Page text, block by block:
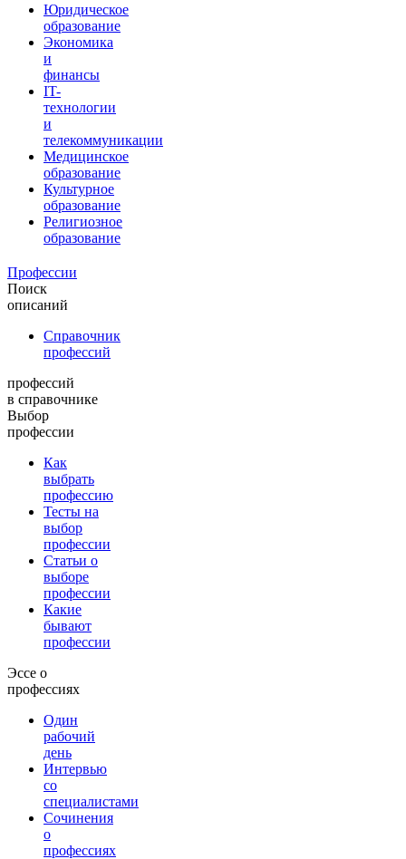
Юридическое
образование
Экономика
и
финансы
IT-
технологии
и
телекоммуникации
Медицинское
образование
Культурное
образование
Религиозное
образование
Профессии
Поиск
описаний
Справочник
профессий
профессий
в справочнике
Выбор
профессии
Как
выбрать
профессию
Тесты на
выбор
профессии
Статьи о
выборе
профессии
Какие
бывают
профессии
Эссе о
профессиях
Один
рабочий
день
Интервью
со
специалистами
Сочинения
о
профессиях